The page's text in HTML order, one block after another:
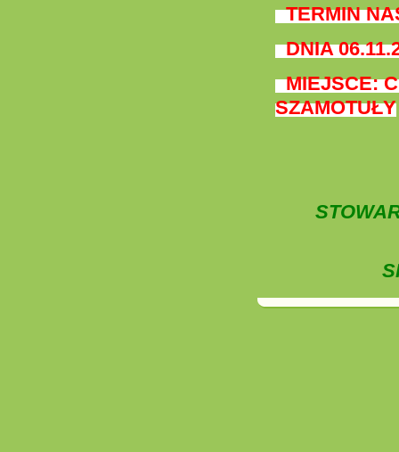
TERMIN
DNIA
MIEJSCE:
SZAMOTUŁY